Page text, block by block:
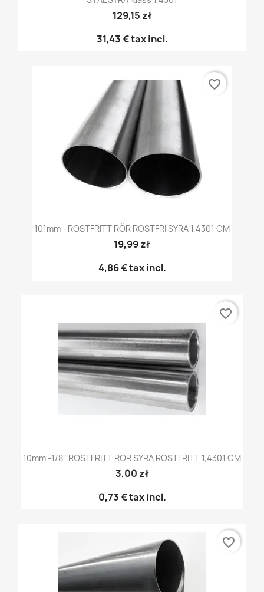
129,15 zł
31,43 €tax incl.
101mm - ROSTFRITT RÖR ROSTFRI SYRA 1,4301 CM
19,99 zł
4,86 €tax incl.
favorite_border
10mm -1/8" ROSTFRITT RÖR SYRA ROSTFRITT 1,4301 CM
3,00 zł
0,73 €tax incl.
favorite_border
favorite_border